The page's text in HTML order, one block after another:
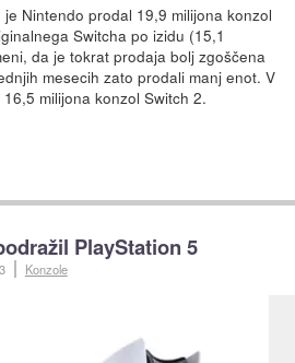
Nintendo prodal 19,9 milijona konzol
Switcha po izidu (15,1
da je tokrat prodaja bolj zgoščena
mesecih zato prodali manj enot. V
milijona konzol Switch 2.
PlayStation 5
Konzole